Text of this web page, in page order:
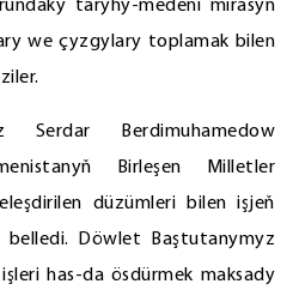
taryhy-medeni mirasyň
we çyzgylary toplamak bilen
Serdar Berdimuhamedow
Birleşen Milletler
düzümleri bilen işjeň
belledi. Döwlet Baştutanymyz
has-da ösdürmek maksady